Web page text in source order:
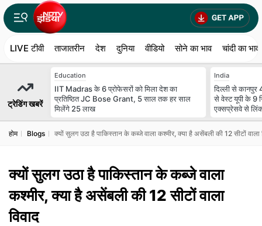
LIVE टीवी ताजातरीन देश दुनिया वीडियो सोने का भाव चांदी का भाव
ट्रेडिंग खबरें
Education
IIT Madras के 6 प्रोफेसरों को मिला देश का
प्रतिष्ठित JC Bose Grant, 5 साल तक हर साल
मिलेंगे 25 लाख
India
दिल्ली से
से वेस्ट यूपी के 9
एक्सप्रेसवे से
होम Blogs क्यों सुलग उठा है पाकिस्तान के कब्जे वाला कश्मीर, क्या है असेंबली की 12 सीटों वाला
क्यों सुलग उठा है पाकिस्तान के कब्जे वाला
कश्मीर, क्या है असेंबली की 12 सीटों वाला
विवाद